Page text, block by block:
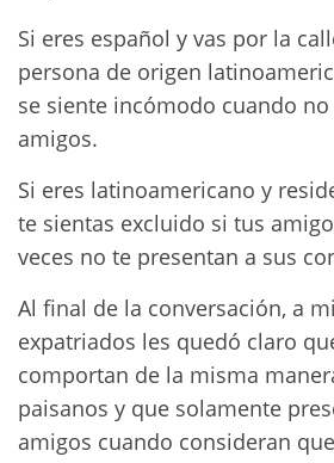
Si eres español y vas por la
persona de origen
se siente incómodo cuando
amigos.
Si eres latinoamericano y
te sientas excluido si tus
veces no te presentan a sus
Al final de la conversación, a
expatriados les quedó claro
comportan de la misma
paisanos y que solamente
amigos cuando consideran